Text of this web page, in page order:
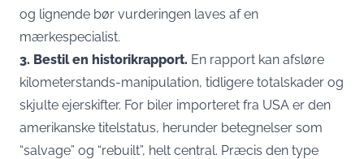
og lignende bør vurderingen laves af en
mærkespecialist.
3. Bestil en historikrapport. En rapport kan afsløre
kilometerstands-manipulation, tidligere totalskader og
skjulte ejerskifter. For biler importeret fra USA er den
amerikanske titelstatus, herunder betegnelser som
“salvage” og “rebuilt”, helt central. Præcis den type